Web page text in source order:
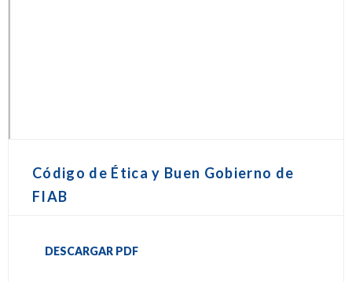
Código de Ética y Buen Gobierno de
FIAB
DESCARGAR PDF